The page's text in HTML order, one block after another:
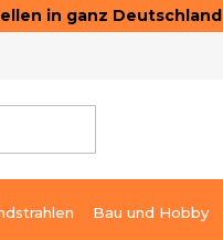
in ganz Deutschland
Bau und Hobby